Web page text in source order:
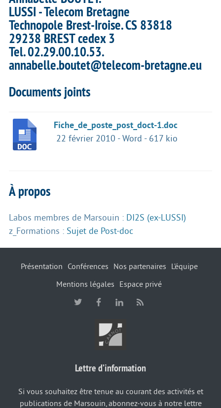
LUSSI - Telecom Bretagne
Technopole Brest-Iroise. CS 83818
29238 BREST cedex 3
Tel. 02.29.00.10.53.
annabelle.boutet@telecom-bretagne.eu
Documents joints
Fiche_de_poste_post_doct-1.doc
22 février 2010 - Word - 617 kio
À propos
Labos membres de Marsouin : DI2S (ex-LUSSI)
z_Formations : Sujet de Post-doc
Présentation Conférences Nos partenaires
L’équipe
Mentions légales
Espace privé
Lettre d’information
Si vous souhaitez être tenue au courant des activités et
publications de Marsouin, abonnez-vous à notre lettre